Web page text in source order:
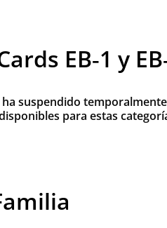
EB‑1 y
suspendido
para estas